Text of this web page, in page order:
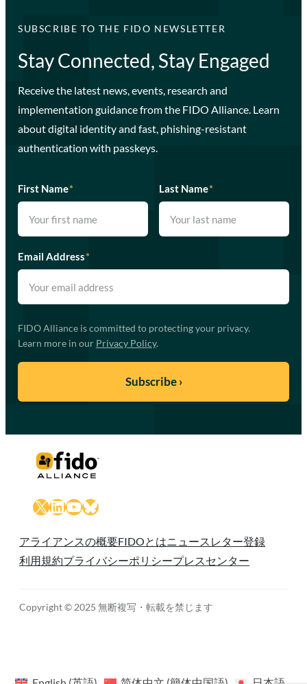
SUBSCRIBE TO THE FIDO NEWSLETTER
Stay Connected, Stay Engaged
Receive the latest news, events, research and
implementation guidance from the FIDO Alliance. Learn
about digital identity and fast, phishing-resistant
authentication with passkeys.
First Name* Last Name*
Email Address*
FIDO Alliance is committed to protecting your privacy.
Learn more in our Privacy Policy.
X LinkedIn
YouTube
Bluesky
アライアンスの概要FIDOとは ニュースレター登録
利用規約プライバシーポリシープレスセンター
Copyright © 2025 無断複写・転載を禁じます